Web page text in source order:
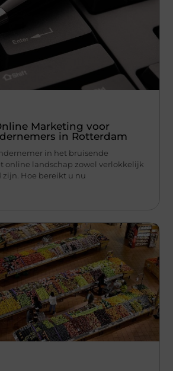
Marketing voor
in Rotterdam
in het bruisende
online landschap zowel verlokkelijk
zijn. Hoe bereikt u nu